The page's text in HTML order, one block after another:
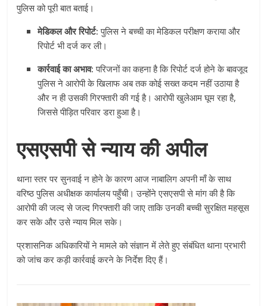
पुलिस को पूरी बात बताई।
मेडिकल और रिपोर्ट: पुलिस ने बच्ची का मेडिकल परीक्षण कराया और
रिपोर्ट भी दर्ज कर ली।
कार्रवाई का अभाव: परिजनों का कहना है कि रिपोर्ट दर्ज होने के बावजूद
पुलिस ने आरोपी के खिलाफ अब तक कोई सख्त कदम नहीं उठाया है
और न ही उसकी गिरफ्तारी की गई है। आरोपी खुलेआम घूम रहा है,
जिससे पीड़ित परिवार डरा हुआ है।
एसएसपी से न्याय की अपील
थाना स्तर पर सुनवाई न होने के कारण आज नाबालिग अपनी माँ के साथ
वरिष्ठ पुलिस अधीक्षक कार्यालय पहुँची। उन्होंने एसएसपी से मांग की है कि
आरोपी की जल्द से जल्द गिरफ्तारी की जाए ताकि उनकी बच्ची सुरक्षित महसूस
कर सके और उसे न्याय मिल सके।
प्रशासनिक अधिकारियों ने मामले को संज्ञान में लेते हुए संबंधित थाना प्रभारी
को जांच कर कड़ी कार्रवाई करने के निर्देश दिए हैं।